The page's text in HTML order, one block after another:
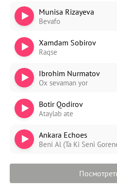
Munisa Rizayeva
Bevafo
Xamdam Sobirov
Raqse
Ibrohim Nurmatov
Ox sevaman yor
Botir Qodirov
Ataylab ate
Ankara Echoes
Beni Al (Ta Ki Seni